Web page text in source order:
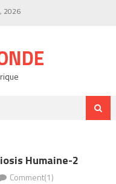
2026
Humaine-2
Comment(1)